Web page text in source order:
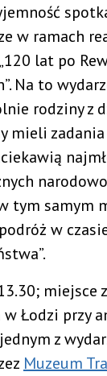
w ramach
lat po
Na to
rodziny z
mieli
tym samym
w
miejsce
Łodzi przy
z
Muzeum